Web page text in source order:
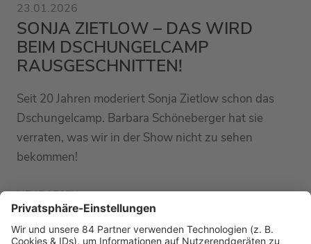
23.01.2026
SONJA ZIETLOW – DAS WIRD
BEIM DSCHUNGELCAMP
RAUSGESCHNITTEN!
Seit 20 Jahren moderiert Sonja Zietlow schon das
Dschungelcamp. Barbara Schöneberger hat sie
verraten, was wir in der Show nicht zu sehen
bekommen!
MEHR LESEN